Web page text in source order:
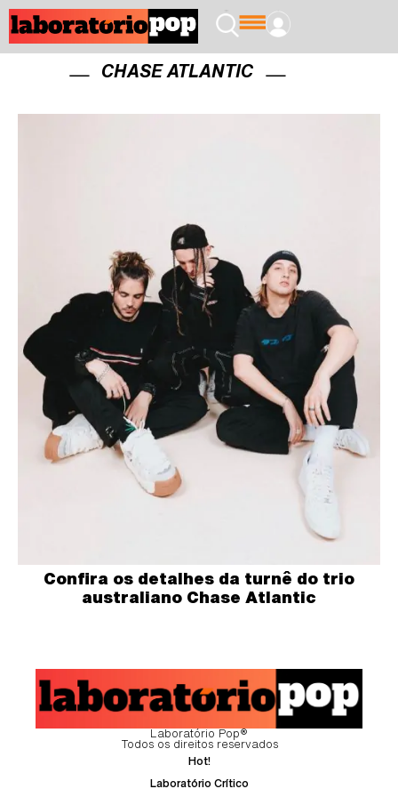
CHASE ATLANTIC
Confira os detalhes da turnê do trio
australiano Chase Atlantic
Laboratório Pop®
Todos os direitos reservados
Hot!
Laboratório Crítico